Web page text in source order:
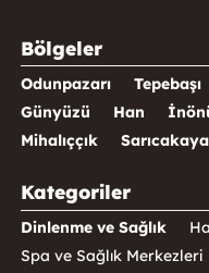
Bölgeler
Odunpazarı Tepebaşı
Günyüzü
Han
Mihalıççık
Sarıcakaya
Kategoriler
Dinlenme ve Sağlık
Spa ve Sağlık Merkezleri